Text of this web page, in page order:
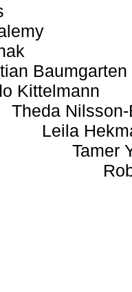
Baumgarten
Kittelmann
Theda
Leila
Tamer